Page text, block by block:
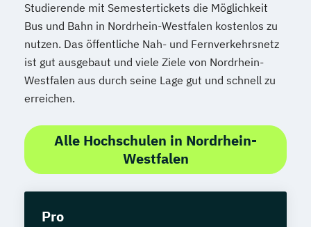
Studierende mit Semestertickets die Möglichkeit
Bus und Bahn in Nordrhein-Westfalen kostenlos zu
nutzen. Das öffentliche Nah- und Fernverkehrsnetz
ist gut ausgebaut und viele Ziele von Nordrhein-
Westfalen aus durch seine Lage gut und schnell zu
erreichen.
Alle Hochschulen in Nordrhein-
Westfalen
Pro